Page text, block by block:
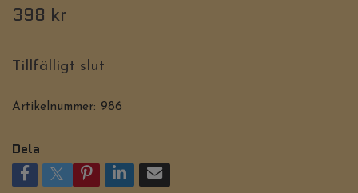
398 kr
Tillfälligt slut
Artikelnummer: 986
Dela